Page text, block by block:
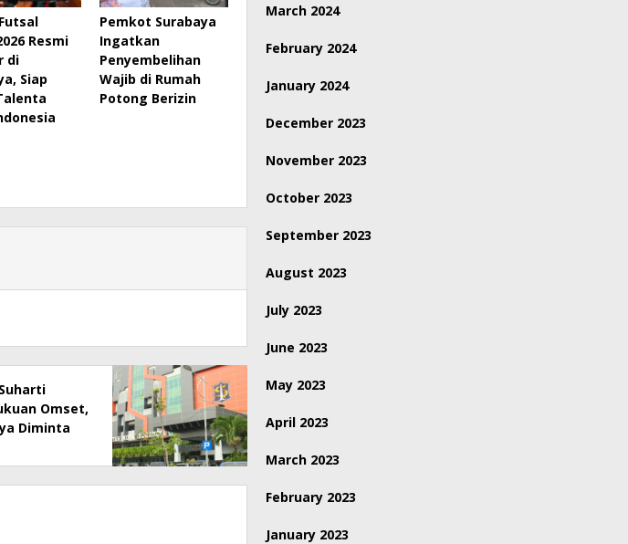
Resmi
di
Siap
Pemkot Surabaya
Ingatkan
Penyembelihan
Wajib di Rumah
Potong Berizin
Omset,
Diminta
March 2024
February 2024
January 2024
December 2023
November 2023
October 2023
September 2023
August 2023
July 2023
June 2023
May 2023
April 2023
March 2023
February 2023
January 2023